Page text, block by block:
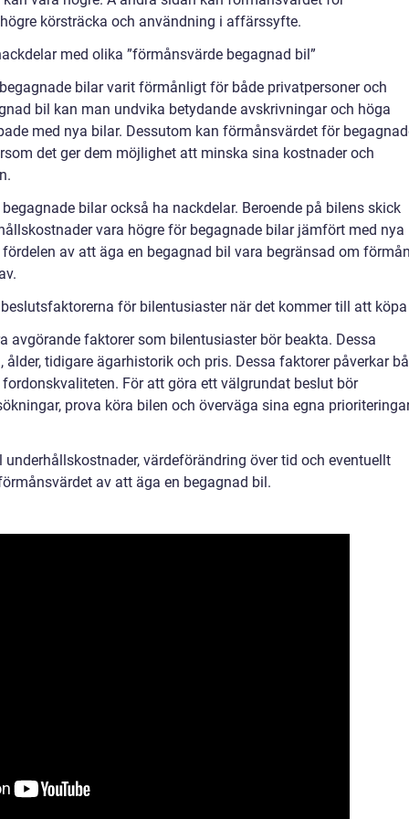
körsträcka och användning i affärssyfte.
med olika ”förmånsvärde begagnad bil”
bilar varit förmånligt för både privatpersoner och
bil kan man undvika betydande avskrivningar och höga
med nya bilar. Dessutom kan förmånsvärdet för
det ger dem möjlighet att minska sina kostnader och
bilar också ha nackdelar. Beroende på bilens skick
vara högre för begagnade bilar jämfört med nya
av att äga en begagnad bil vara begränsad om
för bilentusiaster när det kommer till att
avgörande faktorer som bilentusiaster bör beakta. Dessa
tidigare ägarhistorik och pris. Dessa faktorer påverkar
För att göra ett välgrundat beslut bör
prova köra bilen och överväga sina egna
värdeförändring över tid och eventuellt
av att äga en begagnad bil.